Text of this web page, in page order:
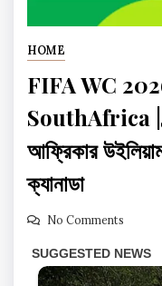
HOME
FIFA WC
SouthAfrica |
আফ্রিকার
ক্যানাডা
No Comments